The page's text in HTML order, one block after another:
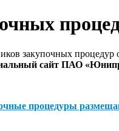
закупочных
сайт ПАО
процедуры